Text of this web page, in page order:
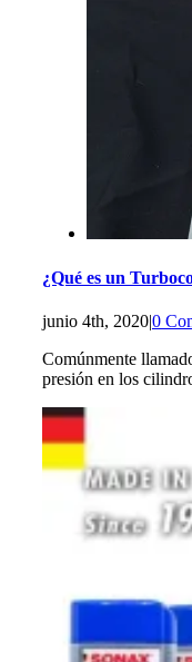
¿Qué es un
junio 4th, 2020|0
Comúnmente
presión en los